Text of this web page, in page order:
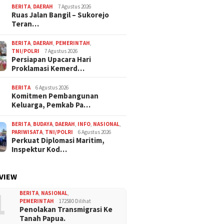
BERITA, DAERAH 7 Agustus 2026
Ruas Jalan Bangil – Sukorejo
Teran…
BERITA, DAERAH, PEMERINTAH,
TNI/POLRI
7 Agustus 2026
Persiapan Upacara Hari
Proklamasi Kemerd…
BERITA 6 Agustus 2026
Komitmen Pembangunan
Keluarga, Pemkab Pa…
BERITA, BUDAYA, DAERAH, INFO, NASIONAL,
PARIWISATA, TNI/POLRI 6 Agustus 2026
Perkuat Diplomasi Maritim,
Inspektur Kod…
BERITA, NASIONAL,
PEMERINTAH
172580 Dilihat
Penolakan Transmigrasi Ke
Tanah Papua.